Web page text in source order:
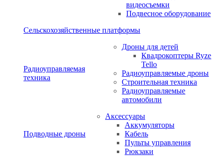
видеосъемки
Подвесное оборудование
Сельскохозяйственные платформы
Радиоуправляемая
техника
Дроны для детей
Квадрокоптеры Ryze
Tello
Радиоуправляемые дроны
Строительная техника
Радиоуправляемые
автомобили
Подводные дроны
Аксессуары
Аккумуляторы
Кабель
Пульты управления
Рюкзаки